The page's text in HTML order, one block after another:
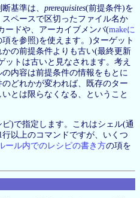
基準は、 prerequisites(前提条件)を
ペースで区切ったファイル名か
ードや、アーカイブメンバ(makeに
項を参照)を使えます。)ターゲット
の前提条件よりも古い(最終更新
トは古いと見なされます。考え
内容は前提条件の情報をもとに
どれかが変われば、既存のター
とは限らなくなる、ということ
ピ)で指定します。これはシェル(通
行以上のコマンドですが、いくつ
ール内でのレシピの書き方の項を